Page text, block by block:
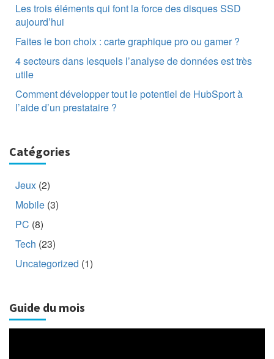
Les trois éléments qui font la force des disques SSD
aujourd’hui
Faites le bon choix : carte graphique pro ou gamer ?
4 secteurs dans lesquels l’analyse de données est très
utile
Comment développer tout le potentiel de HubSport à
l’aide d’un prestataire ?
Catégories
Jeux (2)
Mobile (3)
PC (8)
Tech (23)
Uncategorized (1)
Guide du mois